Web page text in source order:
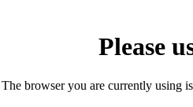
Please
The browser you are currently using